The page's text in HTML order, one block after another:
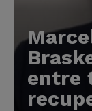
entre